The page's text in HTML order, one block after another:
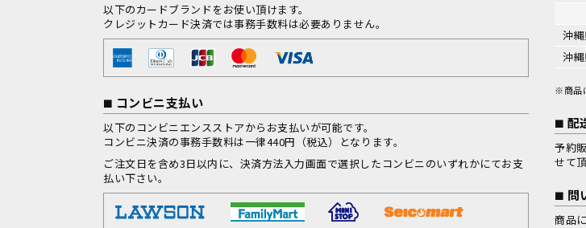
以下のカードブランドをお使い頂けます。
クレジットカード決済では事務手数料は必要ありません。
コンビニ支払い
以下のコンビニエンスストアからお支払いが可能です。
コンビニ決済の事務手数料は一律440円（税込）となります。
ご注文日を含め3日以内に、決済方法入力画面で選択したコンビニのいずれかにてお支
払い下さい。
沖
沖
※商品
配
予約
せて
問
商品